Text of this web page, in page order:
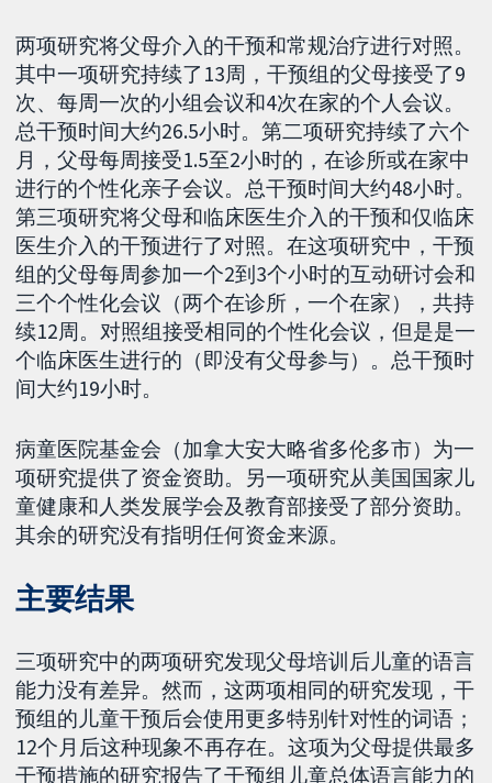
两项研究将父母介入的干预和常规治疗进行对照。
其中一项研究持续了13周，干预组的父母接受了9
次、每周一次的小组会议和4次在家的个人会议。
总干预时间大约26.5小时。第二项研究持续了六个
月，父母每周接受1.5至2小时的，在诊所或在家中
进行的个性化亲子会议。总干预时间大约48小时。
第三项研究将父母和临床医生介入的干预和仅临床
医生介入的干预进行了对照。在这项研究中，干预
组的父母每周参加一个2到3个小时的互动研讨会和
三个个性化会议（两个在诊所，一个在家），共持
续12周。对照组接受相同的个性化会议，但是是一
个临床医生进行的（即没有父母参与）。总干预时
间大约19小时。
病童医院基金会（加拿大安大略省多伦多市）为一
项研究提供了资金资助。另一项研究从美国国家儿
童健康和人类发展学会及教育部接受了部分资助。
其余的研究没有指明任何资金来源。
主要结果
三项研究中的两项研究发现父母培训后儿童的语言
能力没有差异。然而，这两项相同的研究发现，干
预组的儿童干预后会使用更多特别针对性的词语；
12个月后这种现象不再存在。这项为父母提供最多
干预措施的研究报告了干预组儿童总体语言能力的